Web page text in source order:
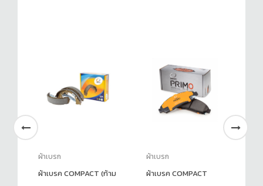
ผ้าเบรก
ผ้าเบรค COMPACT (ก้าม
ผ้าเบรก
ผ้าเบรค COMPACT